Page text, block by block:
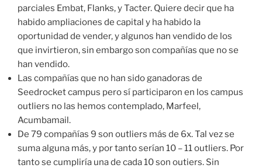
parciales Embat, Flanks, y Tacter. Quiere decir que ha
habido ampliaciones de capital y ha habido la
oportunidad de vender, y algunos han vendido de los
que invirtieron, sin embargo son compañías que no se
han vendido.
Las compañías que no han sido ganadoras de
Seedrocket campus pero sí participaron en los campus
outliers no las hemos contemplado, Marfeel,
Acumbamail.
De 79 compañías 9 son outliers más de 6x. Tal vez se
suma alguna más, y por tanto serían 10 – 11 outliers. Por
tanto se cumpliría una de cada 10 son outiers. Sin